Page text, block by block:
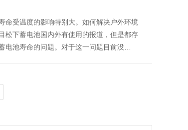
命受温度的影响特别大。如何解决户外环境
松下蓄电池国内外有使用的报道，但是都存
电池寿命的问题。对于这一问题目前没…